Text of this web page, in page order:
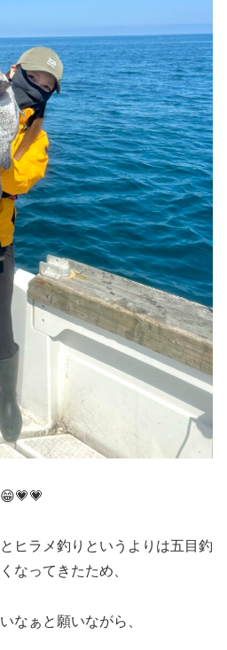
ヒラメ釣りというよりは五目釣
なってきたため、
なぁと願いながら、